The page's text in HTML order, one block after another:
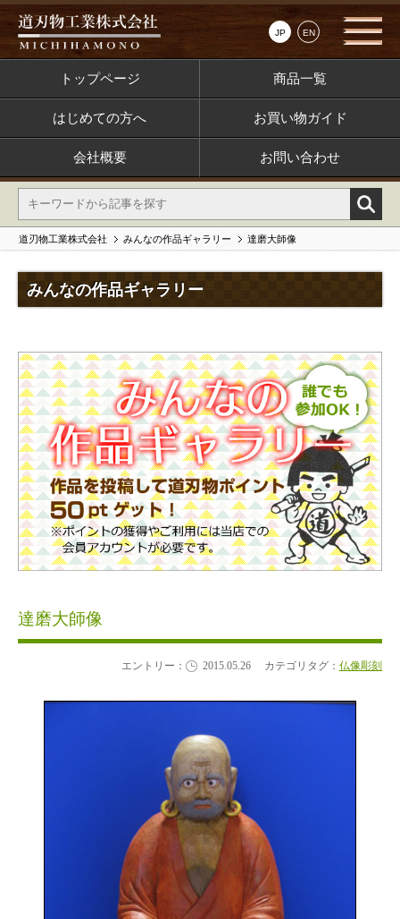
JP EN
トップページ 商品一覧
はじめての方へ お買い物ガイド
会社概要 お問い合わせ
道刃物工業株式会社 みんなの作品ギャラリー 達磨大師像
みんなの作品ギャラリー
達磨大師像
エントリー： 2015.05.26 カテゴリタグ： 仏像彫刻